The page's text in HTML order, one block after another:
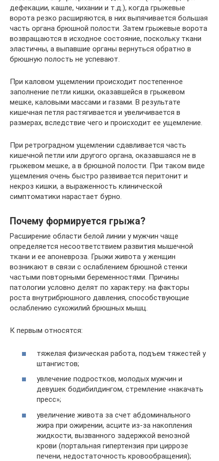
дефекации, кашле, чихании и т.д.), когда грыжевые
ворота резко расширяются, в них выпячивается большая
часть органа брюшной полости. Затем грыжевые ворота
возвращаются в исходное состояние, поскольку ткани
эластичны, а выпавшие органы вернуться обратно в
брюшную полость не успевают.
При каловом ущемлении происходит постепенное
заполнение петли кишки, оказавшейся в грыжевом
мешке, каловыми массами и газами. В результате
кишечная петля растягивается и увеличивается в
размерах, вследствие чего и происходит ее ущемление.
При ретроградном ущемлении сдавливается часть
кишечной петли или другого органа, оказавшаяся не в
грыжевом мешке, а в брюшной полости. При таком виде
ущемления очень быстро развивается перитонит и
некроз кишки, а выраженность клинической
симптоматики нарастает бурно.
Почему формируется грыжа?
Расширение области белой линии у мужчин чаще
определяется несоответствием развития мышечной
ткани и ее апоневроза. Грыжи живота у женщин
возникают в связи с ослаблением брюшной стенки
частыми повторными беременностями. Причины
патологии условно делят по характеру: на факторы
роста внутрибрюшного давления, способствующие
ослаблению сухожилий брюшных мышц.
К первым относятся:
тяжелая физическая работа, подъем тяжестей у
штангистов;
увлечение подростков, молодых мужчин и
девушек бодибилдингом, стремление «накачать
пресс»;
увеличение живота за счет абдоминального
жира при ожирении, асците из-за накопления
жидкости, вызванного задержкой венозной
крови (портальная гипертензия при циррозе
печени, недостаточность кровообращения);